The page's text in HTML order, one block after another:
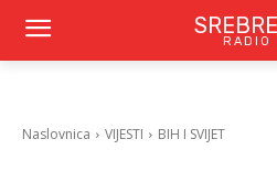
RADIO
Naslovnica VIJESTI BIH I SVIJET